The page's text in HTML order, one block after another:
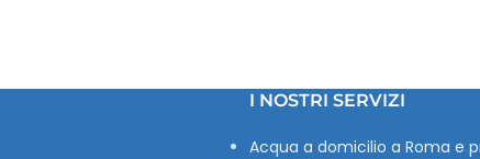
I NOSTRI SERVIZI
Acqua a domicilio a Roma e